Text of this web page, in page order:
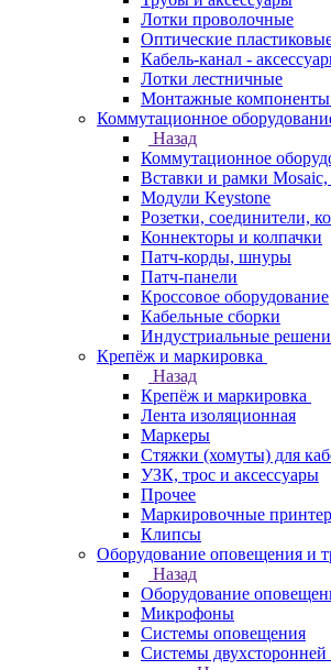
Лотки проволочные
Оптические
Кабель-канал -
Лотки лестничные
Монтажные компоненты
Коммутационное
Назад
Коммутационное
Вставки и рамки
Модули Keystone
Розетки, соединители,
Коннекторы и колпачки
Патч-корды, шнуры
Патч-панели
Кроссовое оборудование
Кабельные сборки
Индустриальные
Крепёж и маркировка
Назад
Крепёж и маркировка
Лента изоляционная
Маркеры
Стяжки (хомуты) для
УЗК, трос и аксессуары
Прочее
Маркировочные
Клипсы
Оборудование оповещения и
Назад
Оборудование
Микрофоны
Системы оповещения
Системы двухсторонней